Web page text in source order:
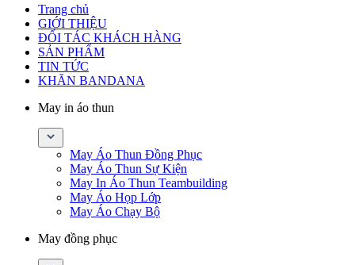
Trang chủ
GIỚI THIỆU
ĐỐI TÁC KHÁCH HÀNG
SẢN PHẨM
TIN TỨC
KHĂN BANDANA
May in áo thun
May Áo Thun Đồng Phục
May Áo Thun Sự Kiện
May In Áo Thun Teambuilding
May Áo Họp Lớp
May Áo Chạy Bộ
May đồng phục